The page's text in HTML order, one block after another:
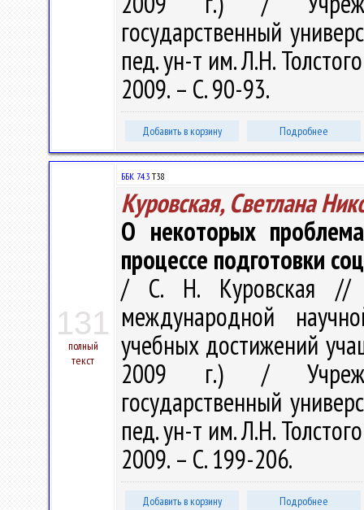
государственный
пед. ун-т им. Л.Н.
2009. – С. 90-93.
Добавить в корзину Подробнее
131
полный
текст
ББК 74.3 Т38
Куровская, Светлана
О некоторых
процессе подготовки
/ С. Н. Куровская //
международной
учебных достижений
2009 г.) /
государственный
пед. ун-т им. Л.Н.
2009. – С. 199-206.
Добавить в корзину Подробнее